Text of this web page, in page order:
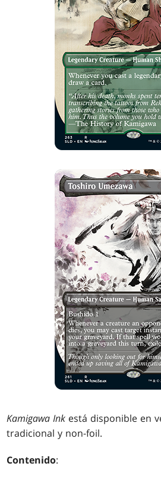
Kamigawa Ink está disponible en
tradicional y non-foil.
Contenido: